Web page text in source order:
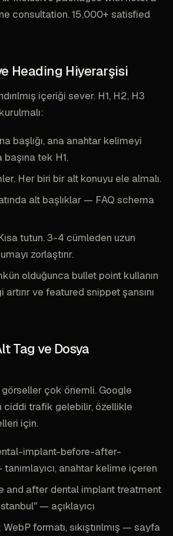
consultation. 15,000+ satisfied
Heading Hiyerarşisi
içeriği sever. H1, H2, H3
başlığı, ana anahtar kelimeyi
tek H1.
Her biri bir alt konuyu ele almalı.
alt başlıklar — FAQ schema
tutun. 3-4 cümleden uzun
zorlaştırır.
olduğunca bullet point kullanın
ve featured snippet şansını
Tag ve Dosya
görseller çok önemli. Google
ciddi trafik gelebilir, özellikle
için.
implant-before-after-
anahtar kelime içeren
and after dental implant treatment
— açıklayıcı
formatı, sıkıştırılmış — sayfa